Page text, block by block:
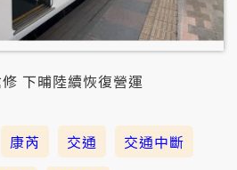
下晡陸續恢復營運
康芮 交通
交通中斷